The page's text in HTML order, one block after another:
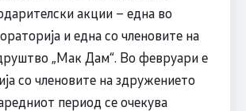
акции – една во
и една со членовите на
„Мак Дам“. Во февруари е
со членовите на здружението
период се очекува